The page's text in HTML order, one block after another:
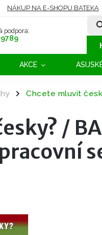
NÁKUP NA E-SHOPU BATEKA
podpora:
AKCE
/ Chcete mluvit
/
pracovní